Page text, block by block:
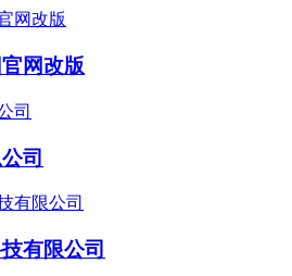
网改版
司
有限公司